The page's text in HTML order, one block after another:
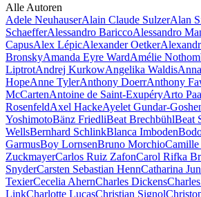
Alle Autoren
Adele NeuhauserAlain Claude SulzerAlan
SchaefferAlessandro BariccoAlessandro
CapusAlex LépicAlexander Oetker
BronskyAmanda Eyre WardAmélie
LiptrotAndrej KurkowAngelika Waldis
HopeAnne TylerAnthony DoerrAnthony
McCartenAntoine de Saint-ExupéryArto
RosenfeldAxel HackeAyelet Gundar-
YoshimotoBänz FriedliBeat BrechbühlBeat
WellsBernhard SchlinkBlanca Imboden
GarmusBoy LornsenBruno Morchio
ZuckmayerCarlos Ruiz ZafonCarol Rifka
SnyderCarsten Sebastian HennCatharina
TexierCecelia AhernCharles Dickens
LinkCharlotte LucasChristian Signol